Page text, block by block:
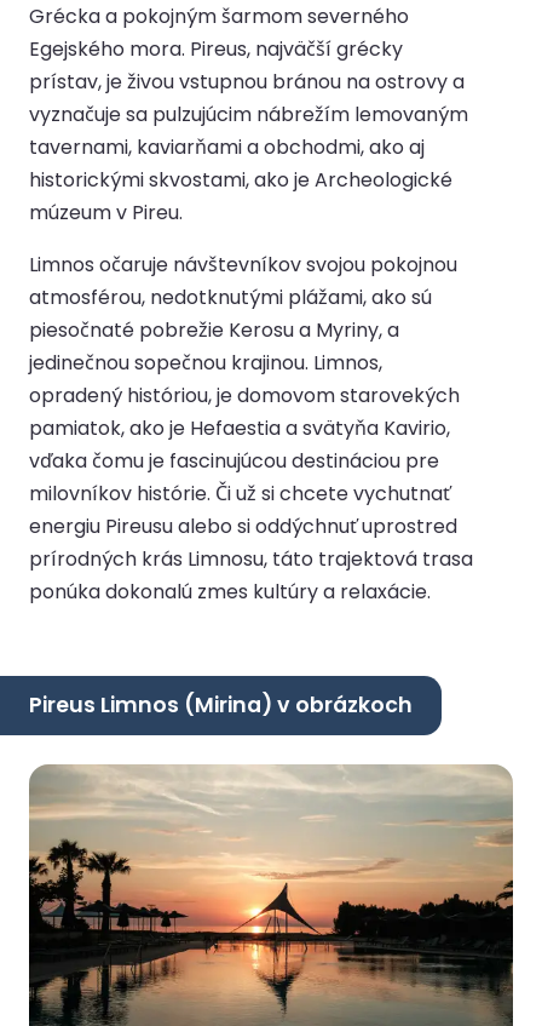
Grécka a pokojným šarmom severného
Egejského mora. Pireus, najväčší grécky
prístav, je živou vstupnou bránou na ostrovy a
vyznačuje sa pulzujúcim nábrežím lemovaným
tavernami, kaviarňami a obchodmi, ako aj
historickými skvostami, ako je Archeologické
múzeum v Pireu.
Limnos očaruje návštevníkov svojou pokojnou
atmosférou, nedotknutými plážami, ako sú
piesočnaté pobrežie Kerosu a Myriny, a
jedinečnou sopečnou krajinou. Limnos,
opradený históriou, je domovom starovekých
pamiatok, ako je Hefaestia a svätyňa Kavirio,
vďaka čomu je fascinujúcou destináciou pre
milovníkov histórie. Či už si chcete vychutnať
energiu Pireusu alebo si oddýchnuť uprostred
prírodných krás Limnosu, táto trajektová trasa
ponúka dokonalú zmes kultúry a relaxácie.
Pireus Limnos (Mirina) v obrázkoch